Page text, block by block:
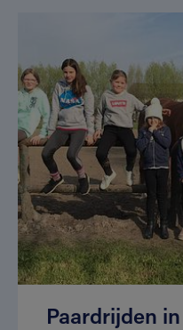
Paardrijden